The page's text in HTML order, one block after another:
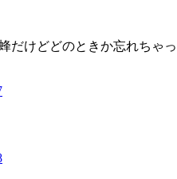
だけどどのときか忘れちゃ